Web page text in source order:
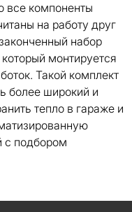
все компоненты
на работу друг
набор
монтируется
Такой комплект
более широкий и
тепло в гараже и
с подбором